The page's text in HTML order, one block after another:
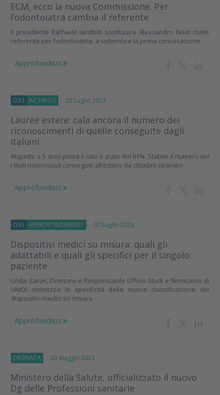
ECM, ecco la nuova Commissione. Per
l’odontoiatra cambia il referente
Il presidente Raffaele Iandolo sostituisce Alessandro Nisio come
referente per l’odontoiatria, a settembre la prima convocazione
Approfondisci
O33 INCHIESTE 25 Luglio 2023
Lauree estere: cala ancora il numero dei
riconoscimenti di quelle conseguite dagli
italiani
Rispetto a 5 anni prima il calo è stato del 61%. Stabile il numero dei
i titoli riconosciuti conseguiti all’estero da cittadini stranieri
Approfondisci
O33 APPROFONDIMENTI 07 Luglio 2023
Dispositivi medici su misura: quali gli
adattabili e quali gli specifici per il singolo
paziente
Linda Sanin, Direttore e Responsabile Ufficio Studi e Normative di
UNIDI sintetizza le specificità della nuova classificazione dei
dispositivi medici su misura
Approfondisci
CRONACA 03 Maggio 2023
Ministero della Salute, ufficializzato il nuovo
Dg delle Professioni sanitarie